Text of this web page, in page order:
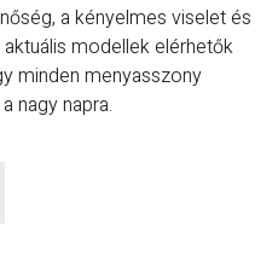
a kényelmes viselet és
modellek elérhetők
minden menyasszony
nagy napra.